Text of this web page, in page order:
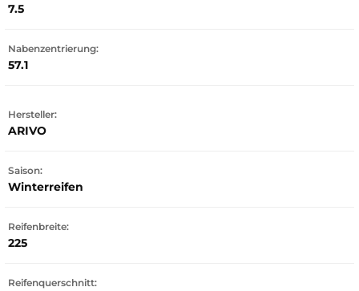
7.5
Nabenzentrierung:
57.1
Hersteller:
ARIVO
Saison:
Winterreifen
Reifenbreite:
225
Reifenquerschnitt: